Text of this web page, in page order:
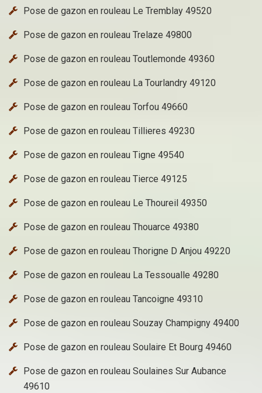
Pose de gazon en rouleau Le Tremblay 49520
Pose de gazon en rouleau Trelaze 49800
Pose de gazon en rouleau Toutlemonde 49360
Pose de gazon en rouleau La Tourlandry 49120
Pose de gazon en rouleau Torfou 49660
Pose de gazon en rouleau Tillieres 49230
Pose de gazon en rouleau Tigne 49540
Pose de gazon en rouleau Tierce 49125
Pose de gazon en rouleau Le Thoureil 49350
Pose de gazon en rouleau Thouarce 49380
Pose de gazon en rouleau Thorigne D Anjou 49220
Pose de gazon en rouleau La Tessoualle 49280
Pose de gazon en rouleau Tancoigne 49310
Pose de gazon en rouleau Souzay Champigny 49400
Pose de gazon en rouleau Soulaire Et Bourg 49460
Pose de gazon en rouleau Soulaines Sur Aubance
49610